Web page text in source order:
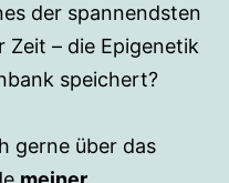
der spannendsten
Zeit – die Epigenetik
speichert?
gerne über das